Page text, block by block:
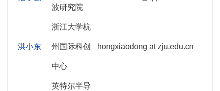
波研究院
洪小东
浙江大学杭
州国际科创
中心
hongxiaodong at zju.edu.cn
英特尔半导